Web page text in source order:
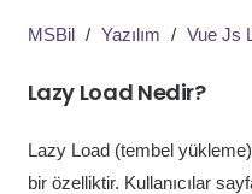
MSBil / Yazılım / Vue Js
Lazy Load Nedir?
Lazy Load (tembel
bir özelliktir. Kullanıcılar